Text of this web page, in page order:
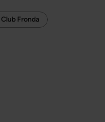
Club Fronda